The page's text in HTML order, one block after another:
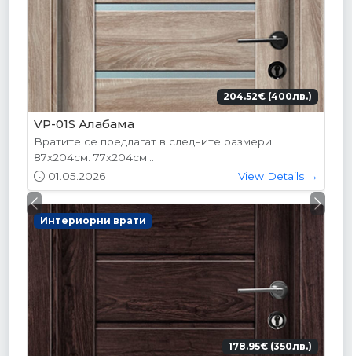
204.52€ (400лв.)
VP-01S Алабама
Вратите се предлагат в следните размери:
87х204см. 77х204см...
01.05.2026
View Details →
Интериорни врати
178.95€ (350лв.)
Previous Next